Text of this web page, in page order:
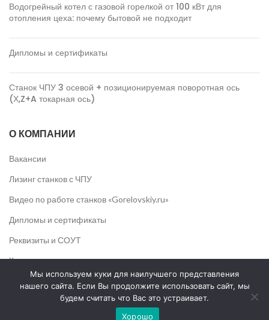
Водогрейный котел с газовой горелкой от 100 кВт для
отопления цеха: почему бытовой не подходит
Дипломы и сертификаты
Станок ЧПУ 3 осевой + позиционируемая поворотная ось
(Х,Z+A токарная ось)
О КОМПАНИИ
Вакансии
Лизинг станков с ЧПУ
Видео по работе станков «Gorelovskiy.ru»
Дипломы и сертификаты
Реквизиты и СОУТ
Контакты
УСЛУГИ
Плазменная резка металла на станке ЧПУ
Мы используем куки для наилучшего представления
нашего сайта. Если Вы продолжите использовать сайт, мы
будем считать что Вас это устраивает.
Хорошо